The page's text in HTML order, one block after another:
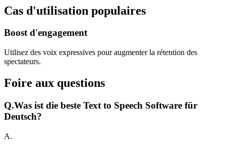
Cas d'utilisation populaires
Boost d'engagement
Utilisez des voix expressives pour augmenter la rétention des
spectateurs.
Foire aux questions
Q.Was ist die beste Text to Speech Software für
Deutsch?
A.